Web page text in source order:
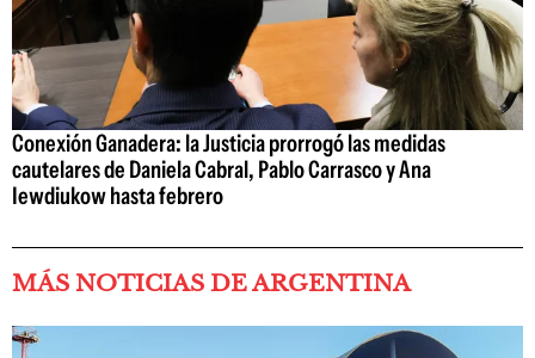
Conexión Ganadera: la Justicia prorrogó las medidas
cautelares de Daniela Cabral, Pablo Carrasco y Ana
Iewdiukow hasta febrero
MÁS NOTICIAS DE ARGENTINA